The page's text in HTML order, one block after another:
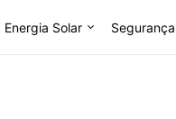
Energia Solar Segurança